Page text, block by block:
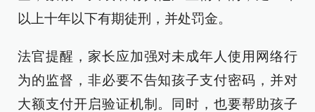
以上十年以下有期徒刑，并处罚金。
法官提醒，家长应加强对未成年人使用网络行
为的监督，非必要不告知孩子支付密码，并对
大额支付开启验证机制。同时，也要帮助孩子